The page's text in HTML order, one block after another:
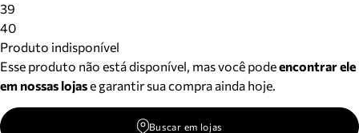
39
40
Produto indisponível
Esse produto não está disponível, mas você podeencontrar ele
em nossas lojase garantir sua compra ainda hoje.
Buscar em lojas